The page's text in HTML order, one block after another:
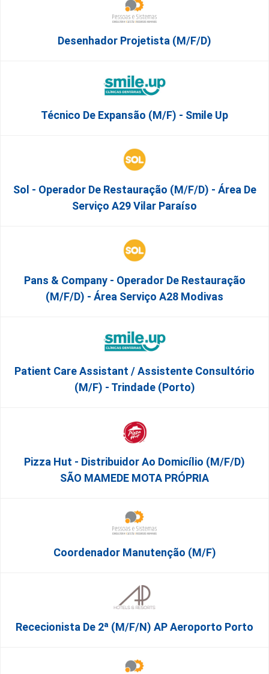
Desenhador Projetista (m/f/d)
Técnico De Expansão (M/F) - Smile Up
Sol - Operador De Restauração (m/f/d) - Área De
Serviço A29 Vilar Paraíso
Pans & Company - Operador De Restauração
(m/f/d) - Área Serviço A28 Modivas
Patient Care Assistant / Assistente Consultório
(M/F) - Trindade (Porto)
Pizza Hut - Distribuidor Ao Domicílio (m/f/d)
SÃO MAMEDE MOTA PRÓPRIA
Coordenador Manutenção (m/f)
Rececionista De 2ª (M/F/N) AP Aeroporto Porto